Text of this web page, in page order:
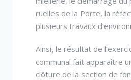
ruelles de la Porte, la
plusieurs travaux
Ainsi, le résultat de
communal fait apparaître
clôture de la section de